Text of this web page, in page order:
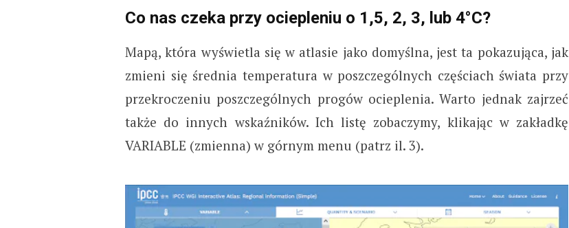
Co nas czeka przy ociepleniu o 1,5, 2, 3, lub 4°C?
Mapą, która wyświetla się w atlasie jako domyślna, jest ta pokazująca, jak
zmieni się średnia temperatura w poszczególnych częściach świata przy
przekroczeniu poszczególnych progów ocieplenia. Warto jednak zajrzeć
także do innych wskaźników. Ich listę zobaczymy, klikając w zakładkę
VARIABLE (zmienna) w górnym menu (patrz il. 3).